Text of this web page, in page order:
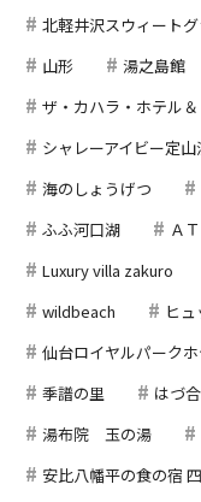
北軽井沢スウィート
山形
湯之島館
ザ・カハラ・ホテル
シャレーアイビー定山
海のしょうげつ
ふふ河口湖
Ａ
Luxury villa zakuro
wildbeach
ヒ
仙台ロイヤルパーク
季譜の里
はづ
湯布院 玉の湯
安比八幡平の食の宿